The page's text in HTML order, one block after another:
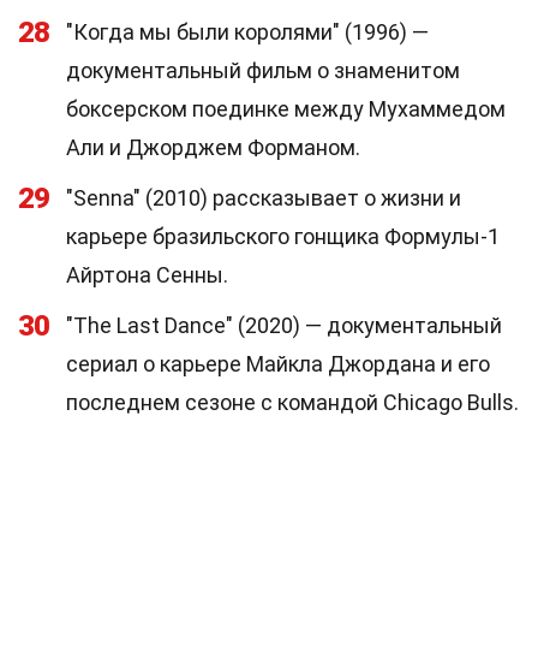
28
"Когда мы были королями" (1996) —
документальный фильм о знаменитом
боксерском поединке между Мухаммедом
Али и Джорджем Форманом.
29
"Senna" (2010) рассказывает о жизни и
карьере бразильского гонщика Формулы-1
Айртона Сенны.
30
"The Last Dance" (2020) — документальный
сериал о карьере Майкла Джордана и его
последнем сезоне с командой Chicago Bulls.